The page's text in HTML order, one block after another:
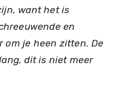
want het is
en
om je heen zitten. De
dit is niet meer